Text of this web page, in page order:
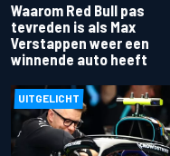
Waarom Red Bull pas
tevreden is als Max
Verstappen weer een
winnende auto heeft
UITGELICHT